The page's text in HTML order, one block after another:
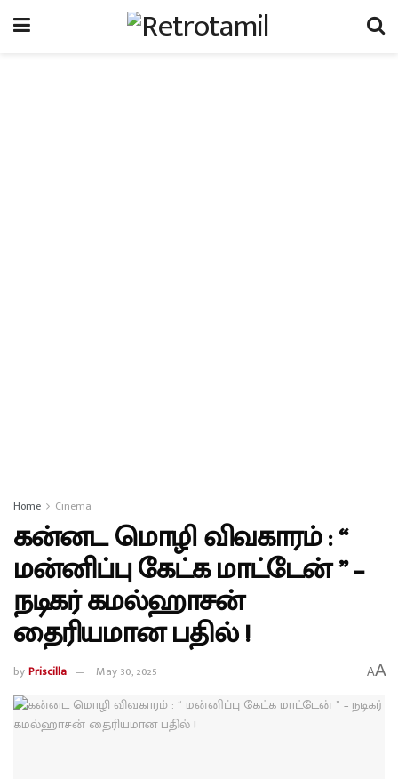
Home Cinema
கன்னட மொழி விவகாரம் : “
மன்னிப்பு கேட்க மாட்டேன் ” –
நடிகர் கமல்ஹாசன்
தைரியமான பதில் !
byPriscilla May 30, 2025 AA